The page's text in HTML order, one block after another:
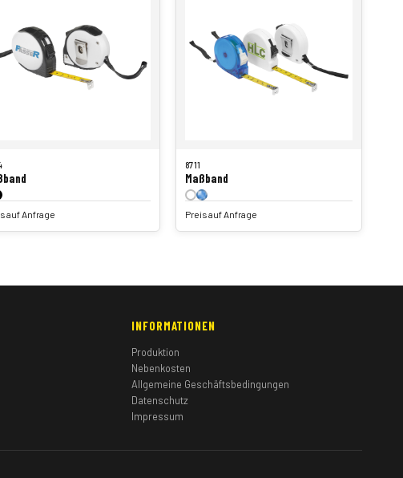
auf Anfrage
8711
Maßband
Preis auf Anfrage
INFORMATIONEN
Produktion
Nebenkosten
Allgemeine Geschäftsbedingungen
Datenschutz
Impressum